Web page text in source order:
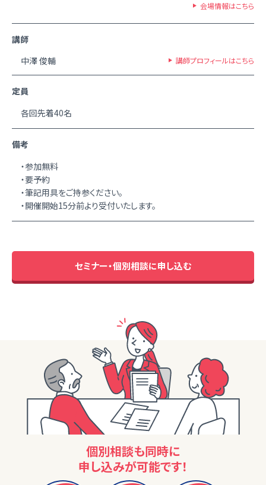
会場情報はこちら
講師
中澤 俊輔
講師プロフィールはこちら
定員
各回先着40名
備考
・参加無料
・要予約
・筆記用具をご持参ください。
・開催開始15分前より受付いたします。
セミナー・個別相談に申し込む
個別相談も同時に
申し込みが可能です！